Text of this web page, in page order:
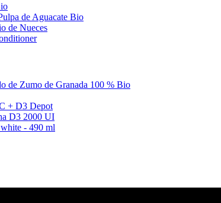
de Aguacate Bio
de Nueces
de Zumo de Granada 100 % Bio
+ D3 Depot
D3 2000 UI
- 490 ml